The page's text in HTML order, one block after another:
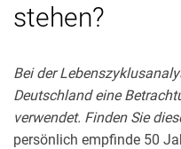
stehen?
Bei der
Deutschland eine
verwendet. Finden Sie
persönlich empfinde 50